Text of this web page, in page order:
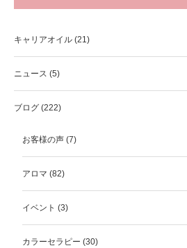
キャリアオイル (21)
ニュース (5)
ブログ (222)
お客様の声 (7)
アロマ (82)
イベント (3)
カラーセラピー (30)